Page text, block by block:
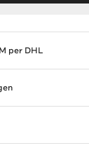
per DHL